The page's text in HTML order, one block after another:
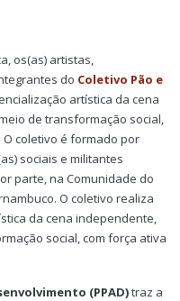
os(as) artistas,
do Coletivo Pão e
artística da cena
de transformação social,
coletivo é formado por
sociais e militantes
parte, na Comunidade do
O coletivo realiza
da cena independente,
social, com força ativa
(PPAD)traz a